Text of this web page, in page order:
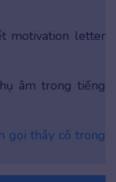
motivation letter
âm trong tiếng
gọi thầy cô trong